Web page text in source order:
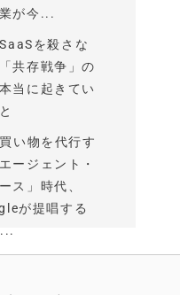
が今...
を殺さな
共存戦争」の
当に起きてい
い物を代行す
ージェント・
ス」時代、
が提唱する